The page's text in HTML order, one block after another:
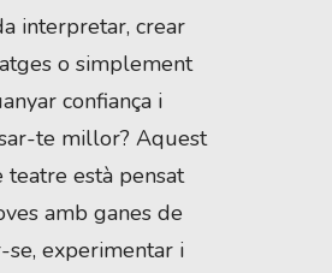
interpretar, crear
o simplement
confiança i
te millor? Aquest
teatre està pensat
amb ganes de
experimentar i